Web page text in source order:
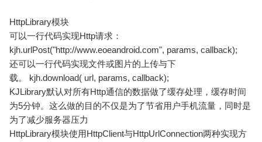
HttpLibrary模块
可以一行代码实现Http请求：
kjh.urlPost("http://www.eoeandroid.com", params, callback);
还可以一行代码实现文件或图片的上传与下
载。 kjh.download( url, params, callback);
KJLibrary默认对所有Http通信的数据做了缓存处理，缓存时间
为5分钟。这么做的目的不仅是为了节省用户手机流量，同时是
为了减少服务器压力
HttpLibrary模块使用HttpClient与HttpUrlConnection两种实现方